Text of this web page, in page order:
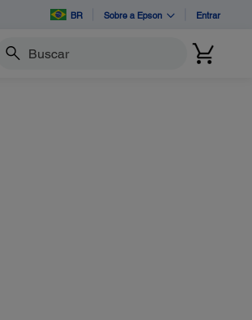
BR Sobre a Epson Entrar
Buscar